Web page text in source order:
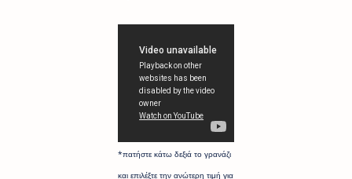
*πατήστε κάτω δεξιά το γρανάζι
και επιλέξτε την ανώτερη τιμή για